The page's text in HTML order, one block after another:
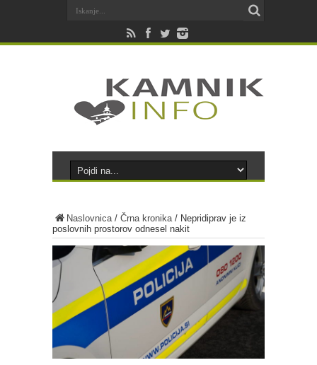
Naslovnica/ Črna kronika/ Nepridiprav je iz
poslovnih prostorov odnesel nakit